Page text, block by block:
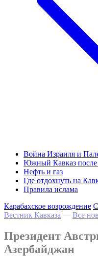
Война Израиля и
Южный Кавказ
Нефть и газ
Где отдохнуть на
Правила ислама
Карабахское возрождение
Вестник Кавказа — Все
Президент
Азербайджан